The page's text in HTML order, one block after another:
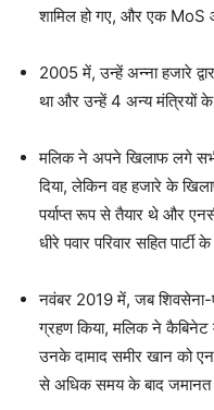
शामिल हो गए, और एक MoS
2005 में, उन्हें ​​अन्ना हजारे
था और उन्हें 4 अन्य मंत्रियों
मलिक ने अपने खिलाफ लगे
दिया, लेकिन वह हजारे के
पर्याप्त रूप से तैयार थे और
धीरे पवार परिवार सहित
नवंबर 2019 में, जब शिवसेना-
ग्रहण किया, मलिक ने
उनके दामाद समीर खान को
से अधिक समय के बाद जमानत